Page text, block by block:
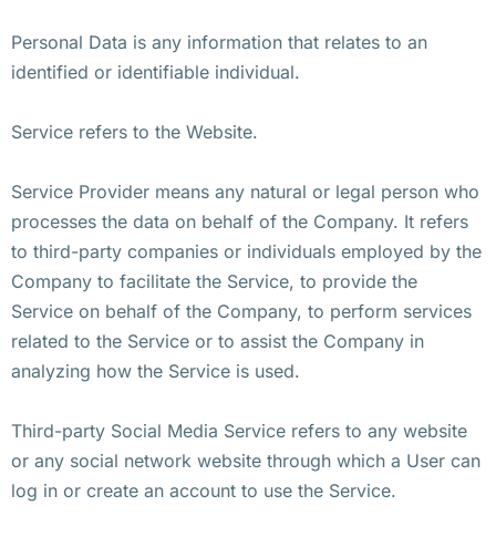
Personal Data is any information that relates to an
identified or identifiable individual.
Service refers to the Website.
Service Provider means any natural or legal person who
processes the data on behalf of the Company. It refers
to third-party companies or individuals employed by the
Company to facilitate the Service, to provide the
Service on behalf of the Company, to perform services
related to the Service or to assist the Company in
analyzing how the Service is used.
Third-party Social Media Service refers to any website
or any social network website through which a User can
log in or create an account to use the Service.